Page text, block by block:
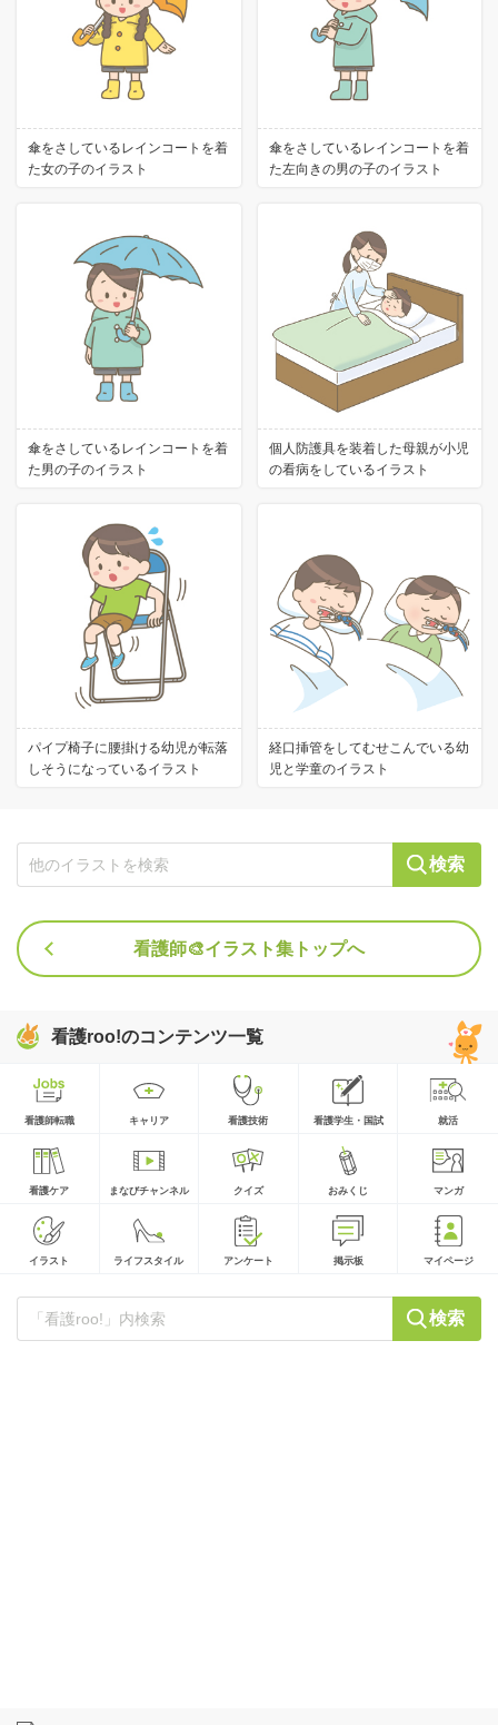
傘をさしているレインコートを着
た女の子のイラスト
傘をさしているレインコートを着
た左向きの男の子のイラスト
傘をさしているレインコートを着
た男の子のイラスト
個人防護具を装着した母親が小児
の看病をしているイラスト
パイプ椅子に腰掛ける幼児が転落
しそうになっているイラスト
経口挿管をしてむせこんでいる幼
児と学童のイラスト
検索
看護師🎨イラスト集トップへ
看護roo!のコンテンツ一覧
看護師転職 キャリア 看護技術 看護学生・国試 就活
看護ケア まなびチャンネル クイズ おみくじ マンガ
イラスト ライフスタイル アンケート 掲示板 マイページ
検索